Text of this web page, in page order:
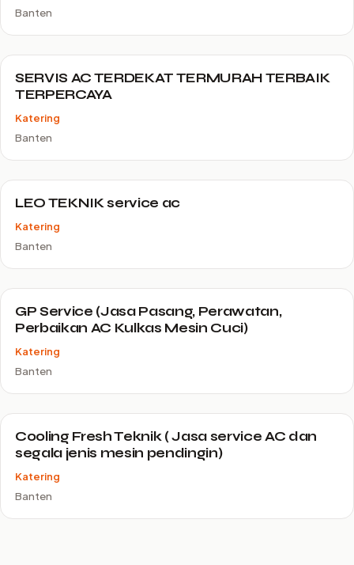
Banten
SERVIS AC TERDEKAT TERMURAH TERBAIK
TERPERCAYA
Katering
Banten
LEO TEKNIK service ac
Katering
Banten
GP Service (Jasa Pasang, Perawatan,
Perbaikan AC Kulkas Mesin Cuci)
Katering
Banten
Cooling Fresh Teknik ( Jasa service AC dan
segala jenis mesin pendingin)
Katering
Banten